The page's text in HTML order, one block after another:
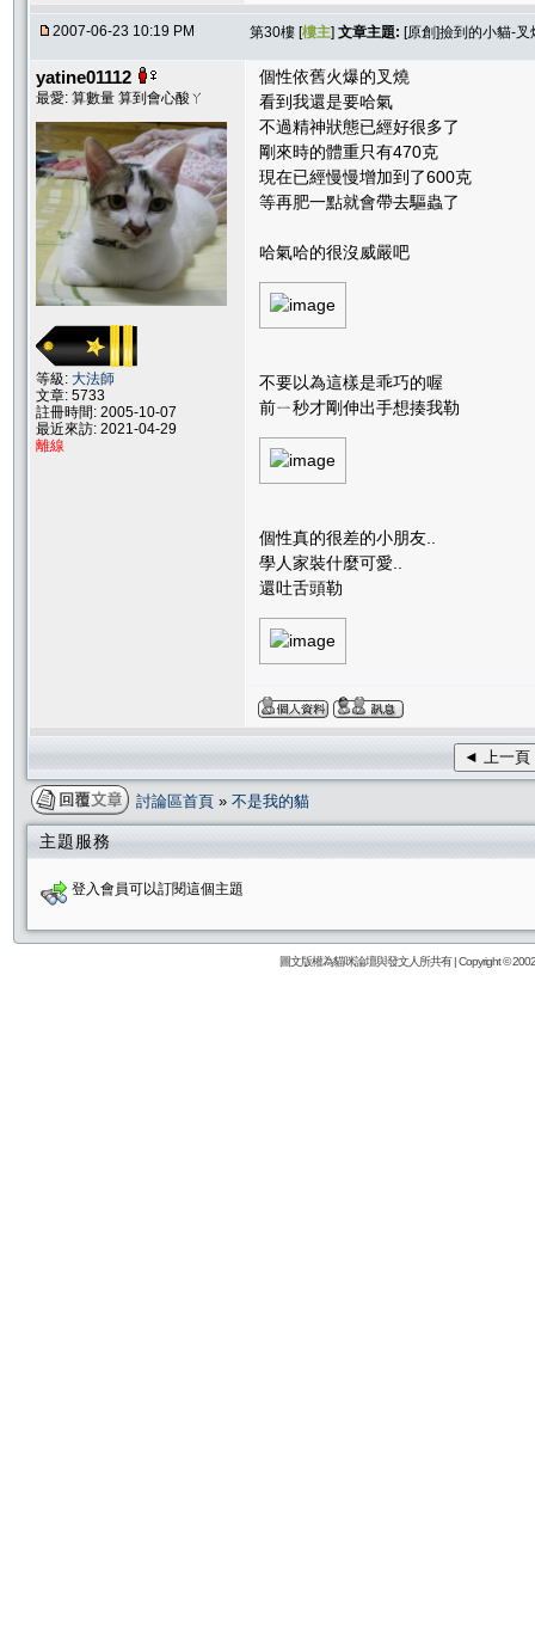
2007-06-23 10:19 PM 第30樓 [樓主] 文章主題: [原創]撿到的小貓-叉
yatine01112
最愛: 算數量 算到會心酸ㄚ
等級: 大法師
文章: 5733
註冊時間: 2005-10-07
最近來訪: 2021-04-29
離線
個性依舊火爆的叉燒
看到我還是要哈氣
不過精神狀態已經好很多了
剛來時的體重只有470克
現在已經慢慢增加到了600克
等再肥一點就會帶去驅蟲了
哈氣哈的很沒威嚴吧
不要以為這樣是乖巧的喔
前ㄧ秒才剛伸出手想揍我勒
個性真的很差的小朋友..
學人家裝什麼可愛..
還吐舌頭勒
◄ 上一頁
討論區首頁 » 不是我的貓
主題服務
登入會員可以訂閱這個主題
圖文版權為貓咪論壇與發文人所共有 | Copyright ©